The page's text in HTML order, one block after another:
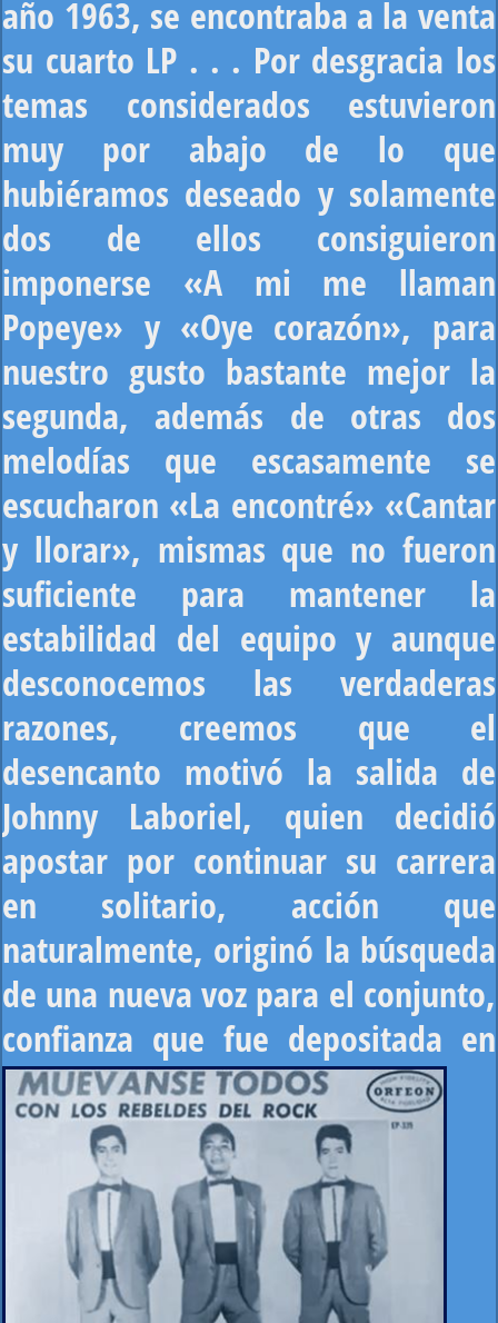
año 1963, se encontraba a la venta
su cuarto LP . . . Por desgracia los
temas considerados estuvieron
muy por abajo de lo que
hubiéramos deseado y solamente
dos de ellos consiguieron
imponerse «A mi me llaman
Popeye» y «Oye corazón», para
nuestro gusto bastante mejor la
segunda, además de otras dos
melodías que escasamente se
escucharon «La encontré» «Cantar
y llorar», mismas que no fueron
suficiente para mantener la
estabilidad del equipo y aunque
desconocemos las verdaderas
razones, creemos que el
desencanto motivó la salida de
Johnny Laboriel, quien decidió
apostar por continuar su carrera
en solitario, acción que
naturalmente, originó la búsqueda
de una nueva voz para el conjunto,
confianza que fue depositada en